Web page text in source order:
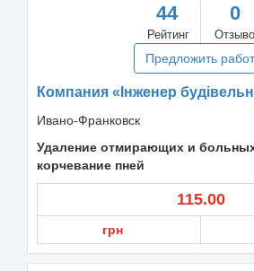
44
Рейтинг
0
Предложить
Компания «Інженер
Ивано-Франковск
Удаление отмирающих и
корчевание пней
115.00
грн